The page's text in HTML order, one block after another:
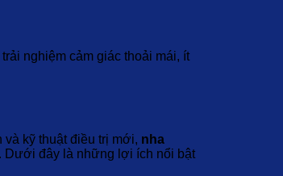
nghiệm cảm giác thoải mái, ít
kỹ thuật điều trị mới, nha
Dưới đây là những lợi ích nổi bật